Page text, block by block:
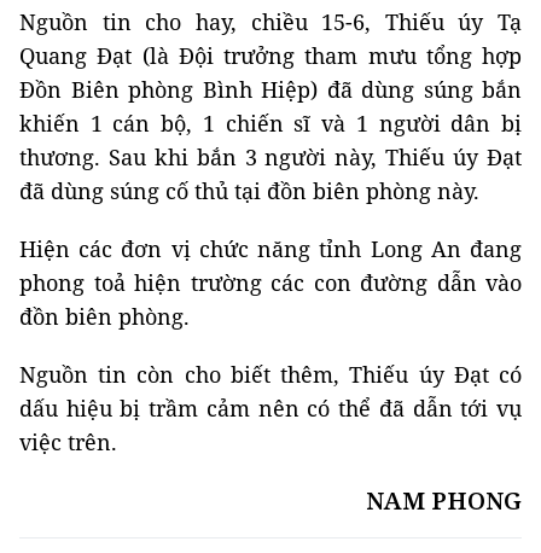
Nguồn tin cho hay, chiều 15-6, Thiếu úy Tạ
Quang Đạt (là Đội trưởng tham mưu tổng hợp
Đồn Biên phòng Bình Hiệp) đã dùng súng bắn
khiến 1 cán bộ, 1 chiến sĩ và 1 người dân bị
thương. Sau khi bắn 3 người này, Thiếu úy Đạt
đã dùng súng cố thủ tại đồn biên phòng này.
Hiện các đơn vị chức năng tỉnh Long An đang
phong toả hiện trường các con đường dẫn vào
đồn biên phòng.
Nguồn tin còn cho biết thêm, Thiếu úy Đạt có
dấu hiệu bị trầm cảm nên có thể đã dẫn tới vụ
việc trên.
NAM PHONG